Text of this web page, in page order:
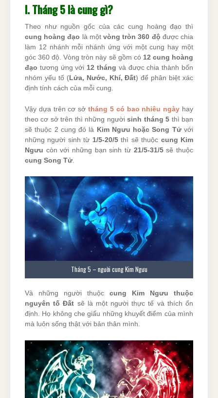
I. Tháng 5 là cung gì?
Theo như nguồn gốc của các cung hoàng đạo thì
cung hoàng đạo là mộtvòng tròn 360 độ được chia
làm 12 nhánh mỗi nhánh ứng với một cung hay một
góc 360 độ. Vòng tròn này sẽ gồm có 12 cung hoàng
đạo tương ứng với 12 tháng và được chia thành bốn
nhóm yếu tố (Lửa, Nước, Khí, Đất) để phân biệt xác
định tính cách của mỗi cung.
Vậy dựa trên cơ sởtháng 5 có bao nhiêu ngày hay
theo cơ sở trên thì những ngườisinh tháng 5 thì bạn
sẽ thuộc 2 cung đó là Kim Ngưu hoặc Song Tửvới
những người sinh từ 1/5-20/5thì sẽ thuộc cung Kim
Ngưu còn với những bạn sinh từ 21/5-31/5sẽ thuộc
cung Song Tử
Tháng 5 – người cung Kim Ngưu
Và những người thuộc cung Kim Ngưu thuộc
nguyên tố Đất sẽ là một người thực tế và thích ổn
định. Họ không che giấu những khuyết điểm của mình
mà luôn sống thật với bản thân mình.